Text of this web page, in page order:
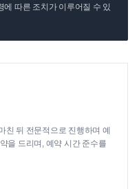
따른 조치가 이루어질 수 있
친 뒤 전문적으로 진행하며 예
을 드리며, 예약 시간 준수를